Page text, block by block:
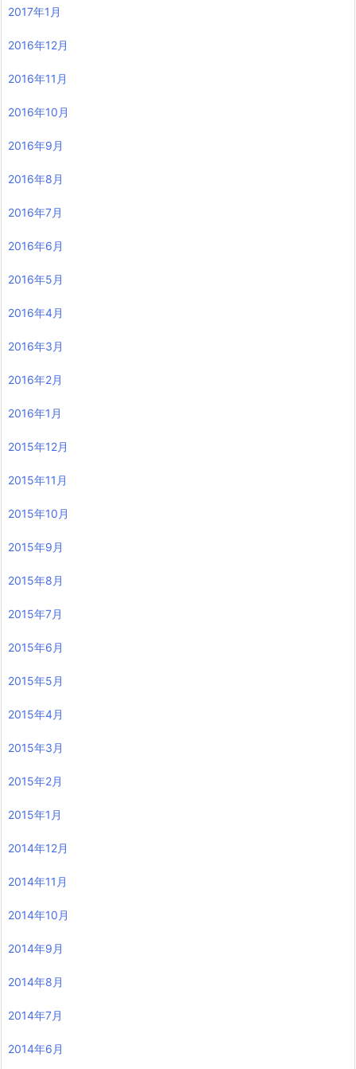
2017年1月
2016年12月
2016年11月
2016年10月
2016年9月
2016年8月
2016年7月
2016年6月
2016年5月
2016年4月
2016年3月
2016年2月
2016年1月
2015年12月
2015年11月
2015年10月
2015年9月
2015年8月
2015年7月
2015年6月
2015年5月
2015年4月
2015年3月
2015年2月
2015年1月
2014年12月
2014年11月
2014年10月
2014年9月
2014年8月
2014年7月
2014年6月